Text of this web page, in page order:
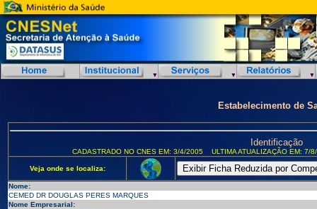
Estabelecimento de
Identificação
CADASTRADO NO CNES EM: 3/4/2005 ULTIMA ATUALIZAÇÃO EM:
Veja onde se localiza:
Nome:
CEMED DR DOUGLAS PERES MARQUES
Nome Empresarial: